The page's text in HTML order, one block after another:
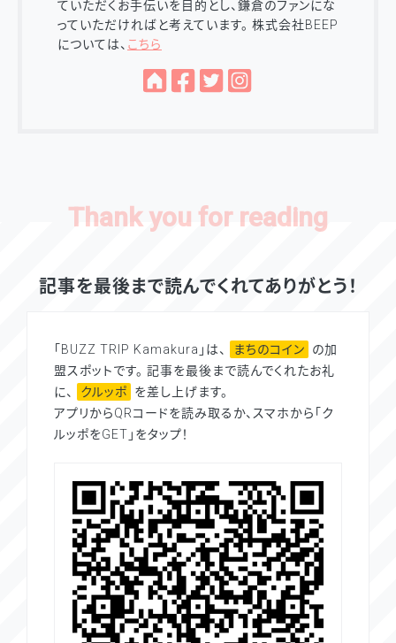
ていただくお手伝いを目的とし、鎌倉のファンにな
っていただければと考えています。 株式会社BEEP
については、 こちら
記事を最後まで読んでくれてありがとう！
「BUZZ TRIP Kamakura」は、 まちのコイン
の加
盟スポットです。 記事を最後まで読んでくれたお礼
に、
クルッポ
を差し上げます。
アプリからQRコードを読み取るか、スマホから「ク
ルッポをGET」をタップ！